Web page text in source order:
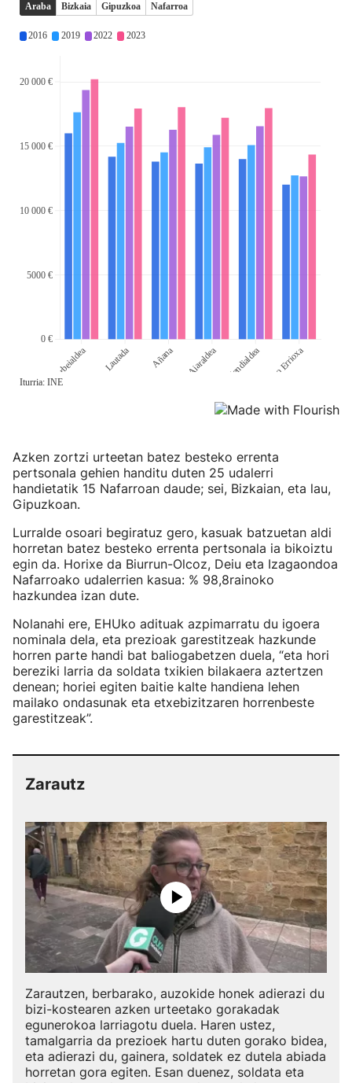
Azken zortzi urteetan batez besteko errenta
pertsonala gehien handitu duten 25 udalerri
handietatik 15 Nafarroan daude; sei, Bizkaian, eta lau,
Gipuzkoan.
Lurralde osoari begiratuz gero, kasuak batzuetan aldi
horretan batez besteko errenta pertsonala ia bikoiztu
egin da. Horixe da Biurrun-Olcoz, Deiu eta Izagaondoa
Nafarroako udalerrien kasua: % 98,8rainoko
hazkundea izan dute.
Nolanahi ere, EHUko adituak azpimarratu du igoera
nominala dela, eta prezioak garestitzeak hazkunde
horren parte handi bat baliogabetzen duela, “eta hori
bereziki larria da soldata txikien bilakaera aztertzen
denean; horiei egiten baitie kalte handiena lehen
mailako ondasunak eta etxebizitzaren horrenbeste
garestitzeak”.
Zarautz
Zarautzen, berbarako, auzokide honek adierazi du
bizi-kostearen azken urteetako gorakadak
egunerokoa larriagotu duela. Haren ustez,
tamalgarria da prezioek hartu duten gorako bidea,
eta adierazi du, gainera, soldatek ez dutela abiada
horretan gora egiten. Esan duenez, soldata eta